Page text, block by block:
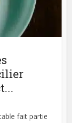
fait partie